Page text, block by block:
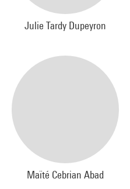
Julie Tardy Dupeyron
Maïté Cebrian Abad